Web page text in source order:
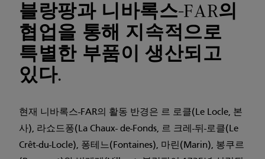
블랑팡과 니바록스-FAR의
협업을 통해 지속적으로
특별한 부품이 생산되고
있다.
현재 니바록스-FAR의 활동 반경은 르 로클(Le Locle, 본
사), 라쇼드퐁(La Chaux- de-Fonds, 르 크레-뒤-로클(Le
Crêt-du-Locle), 퐁테느(Fontaines), 마린(Marin), 봉쿠르